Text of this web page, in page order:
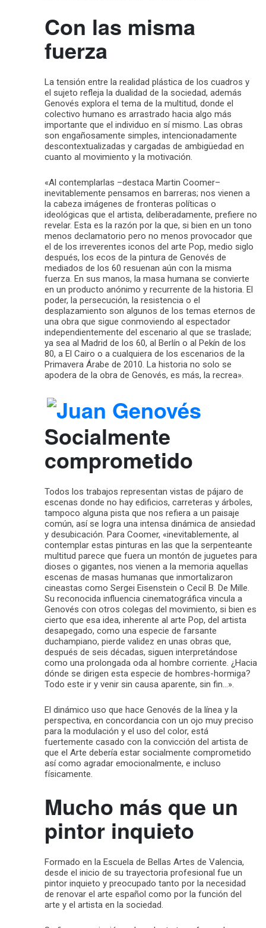
Con las misma
fuerza
La tensión entre la realidad plástica de los cuadros y
el sujeto refleja la dualidad de la sociedad, además
Genovés explora el tema de la multitud, donde el
colectivo humano es arrastrado hacia algo más
importante que el individuo en sí mismo. Las obras
son engañosamente simples, intencionadamente
descontextualizadas y cargadas de ambigüedad en
cuanto al movimiento y la motivación.
«Al contemplarlas –destaca Martin Coomer–
inevitablemente pensamos en barreras; nos vienen a
la cabeza imágenes de fronteras políticas o
ideológicas que el artista, deliberadamente, prefiere no
revelar. Esta es la razón por la que, si bien en un tono
menos declamatorio pero no menos provocador que
el de los irreverentes iconos del arte Pop, medio siglo
después, los ecos de la pintura de Genovés de
mediados de los 60 resuenan aún con la misma
fuerza. En sus manos, la masa humana se convierte
en un producto anónimo y recurrente de la historia. El
poder, la persecución, la resistencia o el
desplazamiento son algunos de los temas eternos de
una obra que sigue conmoviendo al espectador
independientemente del escenario al que se traslade;
ya sea al Madrid de los 60, al Berlín o al Pekín de los
80, a El Cairo o a cualquiera de los escenarios de la
Primavera Árabe de 2010. La historia no solo se
apodera de la obra de Genovés, es más, la recrea».
Socialmente
comprometido
Todos los trabajos representan vistas de pájaro de
escenas donde no hay edificios, carreteras y árboles,
tampoco alguna pista que nos refiera a un paisaje
común, así se logra una intensa dinámica de ansiedad
y desubicación. Para Coomer, «inevitablemente, al
contemplar estas pinturas en las que la serpenteante
multitud parece que fuera un montón de juguetes para
dioses o gigantes, nos vienen a la memoria aquellas
escenas de masas humanas que inmortalizaron
cineastas como Sergei Eisenstein o Cecil B. De Mille.
Su reconocida influencia cinematográfica vincula a
Genovés con otros colegas del movimiento, si bien es
cierto que esa idea, inherente al arte Pop, del artista
desapegado, como una especie de farsante
duchampiano, pierde validez en unas obras que,
después de seis décadas, siguen interpretándose
como una prolongada oda al hombre corriente. ¿Hacia
dónde se dirigen esta especie de hombres-hormiga?
Todo este ir y venir sin causa aparente, sin fin…».
El dinámico uso que hace Genovés de la línea y la
perspectiva, en concordancia con un ojo muy preciso
para la modulación y el uso del color, está
fuertemente casado con la convicción del artista de
que el Arte debería estar socialmente comprometido
así como agradar emocionalmente, e incluso
físicamente.
Mucho más que un
pintor inquieto
Formado en la Escuela de Bellas Artes de Valencia,
desde el inicio de su trayectoria profesional fue un
pintor inquieto y preocupado tanto por la necesidad
de renovar el arte español como por la función del
arte y el artista en la sociedad.